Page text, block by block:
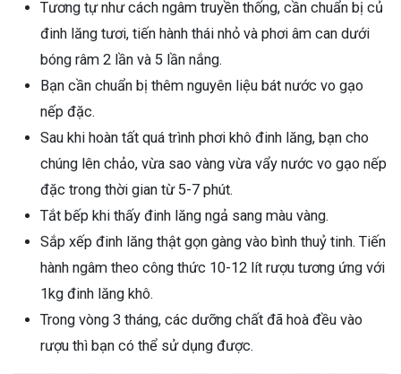
Tương tự như cách ngâm truyền thống, cần chuẩn bị củ
đinh lăng tươi, tiến hành thái nhỏ và phơi âm can dưới
bóng râm 2 lần và 5 lần nắng.
Bạn cần chuẩn bị thêm nguyên liệu bát nước vo gạo
nếp đặc.
Sau khi hoàn tất quá trình phơi khô đinh lăng, bạn cho
chúng lên chảo, vừa sao vàng vừa vẩy nước vo gạo nếp
đặc trong thời gian từ 5-7 phút.
Tắt bếp khi thấy đinh lăng ngả sang màu vàng.
Sắp xếp đinh lăng thật gọn gàng vào bình thuỷ tinh. Tiến
hành ngâm theo công thức 10-12 lít rượu tương ứng với
1kg đinh lăng khô.
Trong vòng 3 tháng, các dưỡng chất đã hoà đều vào
rượu thì bạn có thể sử dụng được.